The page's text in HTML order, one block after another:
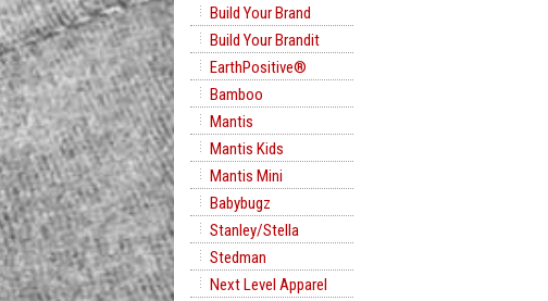
Build Your Brand
Build Your Brandit
EarthPositive®
Bamboo
Mantis
Mantis Kids
Mantis Mini
Babybugz
Stanley/Stella
Stedman
Next Level Apparel